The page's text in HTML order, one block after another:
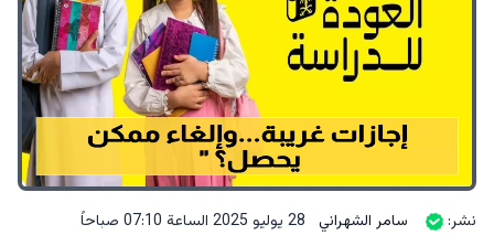
نشر: سامر الشهراني 28 يوليو 2025 الساعة 07:10 صباحاً